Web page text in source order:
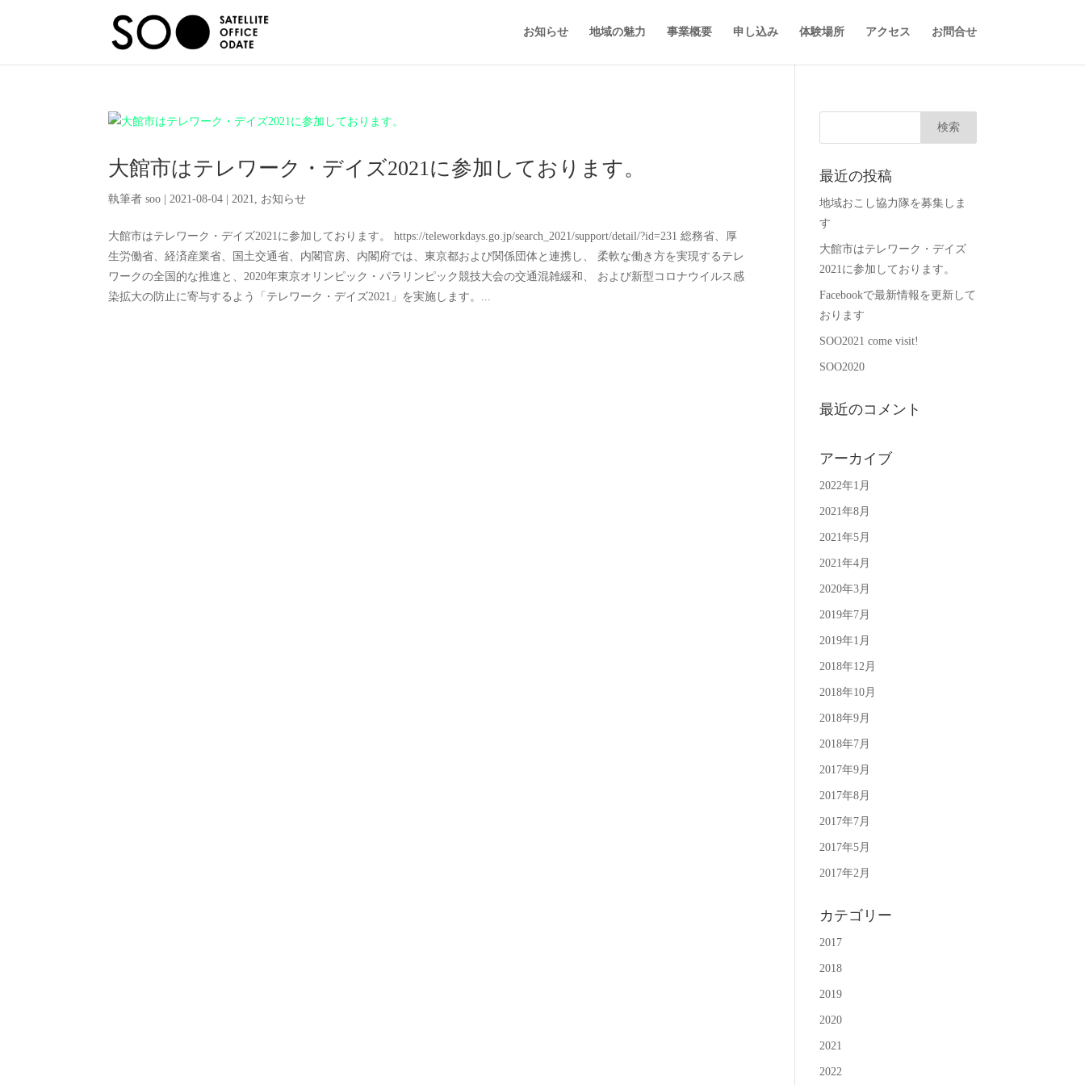
お知らせ 地域の魅力 事業概要 申し込み 体験場所 アクセス お問合せ
大館市はテレワーク・デイズ2021に参加しております。
執筆者soo |2021-08-04 |2021, お知らせ
大館市はテレワーク・デイズ2021に参加しております。 https://teleworkdays.go.jp/search_2021/support/detail/?id=231 総務省、厚
生労働省、経済産業省、国土交通省、内閣官房、内閣府では、東京都および関係団体と連携し、 柔軟な働き方を実現するテレ
ワークの全国的な推進と、2020年東京オリンピック・パラリンピック競技大会の交通混雑緩和、 および新型コロナウイルス感
染拡大の防止に寄与するよう「テレワーク・デイズ2021」を実施します。...
最近の投稿
地域おこし協力隊を募集しま
す
大館市はテレワーク・デイズ
2021に参加しております。
Facebookで最新情報を更新して
おります
SOO2021 come visit!
SOO2020
最近のコメント
アーカイブ
2022年1月
2021年8月
2021年5月
2021年4月
2020年3月
2019年7月
2019年1月
2018年12月
2018年10月
2018年9月
2018年7月
2017年9月
2017年8月
2017年7月
2017年5月
2017年2月
カテゴリー
2017
2018
2019
2020
2021
2022